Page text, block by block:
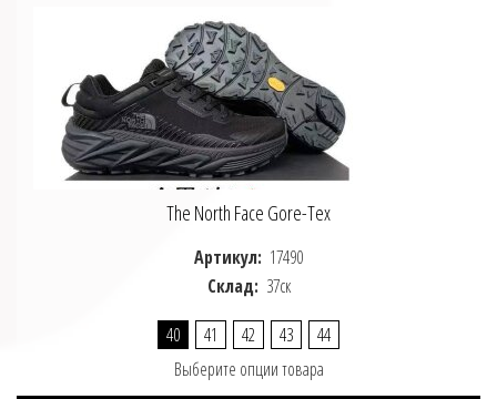
The North Face Gore-Tex
Артикул: 17490
Склад: 37ск
40 41 42 43
44
Выберите опции товара